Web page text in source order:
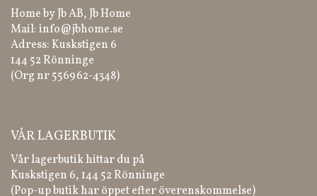
Home by Jb AB, Jb Home
Mail:info@jbhome.se
Adress: Kuskstigen 6
144 52 Rönninge
(Org nr 556962-4348)
VÅR LAGERBUTIK
Vår lagerbutik hittar du på
Kuskstigen 6, 144 52 Rönninge
(Pop-up butik har öppet efter överenskommelse)